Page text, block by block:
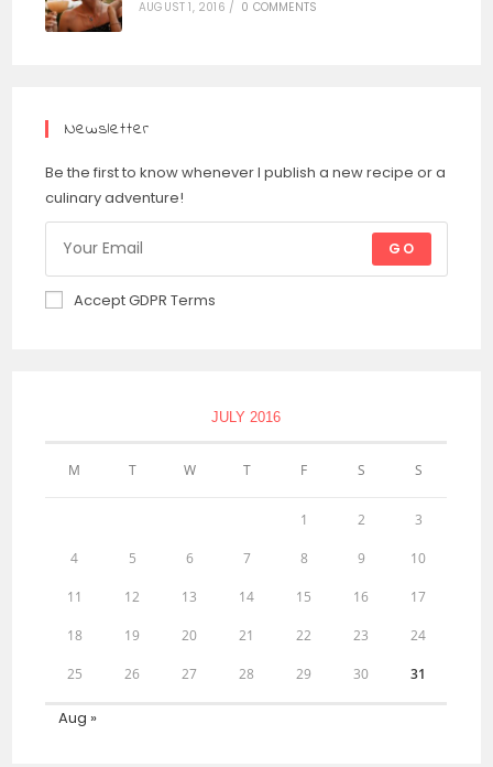
AUGUST 1, 2016 / 0 COMMENTS
Newsletter
Be the first to know whenever I publish a new recipe or a
culinary adventure!
GO
Accept GDPR Terms
JULY 2016
M T W T F S S
1 2 3
4 5 6 7 8 9 10
11 12 13 14 15 16 17
18 19 20 21 22 23 24
25 26 27 28 29 30 31
Aug »